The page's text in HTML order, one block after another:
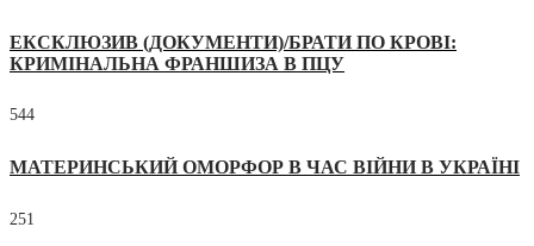
ЕКСКЛЮЗИВ (ДОКУМЕНТИ)/БРАТИ ПО КРОВІ:
КРИМІНАЛЬНА ФРАНШИЗА В ПЦУ
544
МАТЕРИНСЬКИЙ ОМОРФОР В ЧАС ВІЙНИ В УКРАЇНІ
251